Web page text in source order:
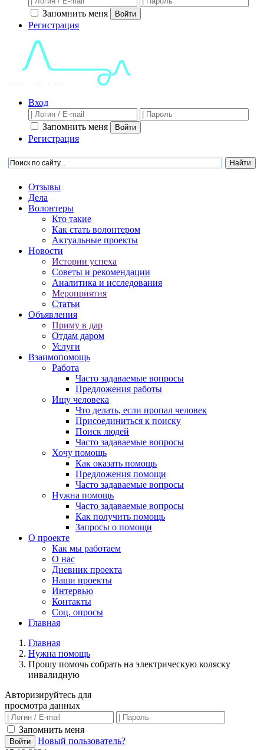
Запомнить меня Войти
Регистрация
Вход
Запомнить меня Войти
Регистрация
Отзывы
Дела
Волонтеры
Кто такие
Как стать волонтером
Актуальные проекты
Новости
Истории успеха
Советы и рекомендации
Аналитика и исследования
Мероприятия
Статьи
Объявления
Приму в дар
Отдам даром
Услуги
Взаимопомощь
Работа
Часто задаваемые вопросы
Предложения работы
Ищу человека
Что делать, если пропал человек
Присоединиться к поиску
Поиск людей
Часто задаваемые вопросы
Хочу помощь
Как оказать помощь
Предложения помощи
Часто задаваемые вопросы
Нужна помощь
Часто задаваемые вопросы
Как получить помощь
Запросы о помощи
О проекте
Как мы работаем
О нас
Дневник проекта
Наши проекты
Интервью
Контакты
Соц. опросы
Главная
Главная
Нужна помощь
Прошу помочь собрать на электрическую коляску
инвалидную
Авторизируйтесь для
просмотра данных
Запомнить меня
Войти
Новый пользователь?